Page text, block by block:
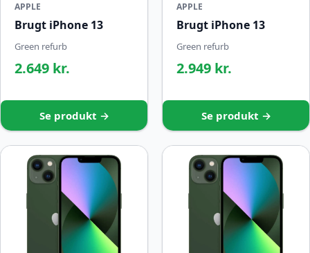
APPLE
Brugt iPhone 13
Green refurb
2.649 kr.
Se produkt →
APPLE
Brugt iPhone 13
Green refurb
2.949 kr.
Se produkt →